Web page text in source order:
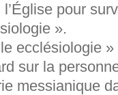
pour
».
ecclésiologie »
sur la
messianique